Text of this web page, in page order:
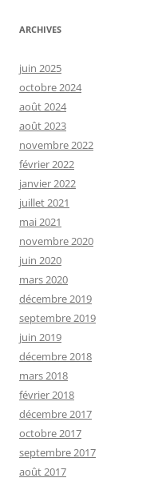
ARCHIVES
juin 2025
octobre 2024
août 2024
août 2023
novembre 2022
février 2022
janvier 2022
juillet 2021
mai 2021
novembre 2020
juin 2020
mars 2020
décembre 2019
septembre 2019
juin 2019
décembre 2018
mars 2018
février 2018
décembre 2017
octobre 2017
septembre 2017
août 2017